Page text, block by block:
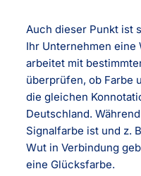
Auch dieser Punkt ist
Ihr Unternehmen
arbeitet mit
überprüfen, ob Farbe
die gleichen
Deutschland.
Signalfarbe ist und z.
Wut in Verbindung
eine Glücksfarbe.